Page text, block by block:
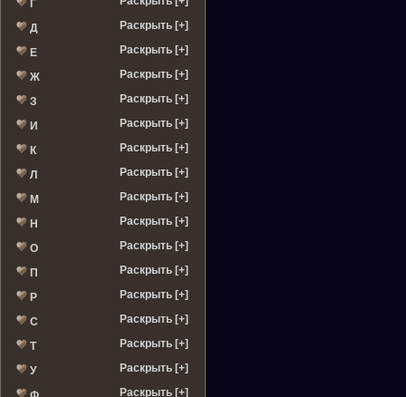
Г
Д Раскрыть [+]
Е Раскрыть [+]
Ж Раскрыть [+]
З Раскрыть [+]
И Раскрыть [+]
К Раскрыть [+]
Л Раскрыть [+]
М Раскрыть [+]
Н Раскрыть [+]
О Раскрыть [+]
П Раскрыть [+]
Р Раскрыть [+]
С Раскрыть [+]
Т Раскрыть [+]
У Раскрыть [+]
Раскрыть [+]